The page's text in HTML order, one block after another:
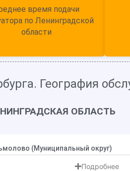
время подачи
по Ленинградской
области
География
ОБЛАСТЬ
(Муниципальный округ)
Подробнее